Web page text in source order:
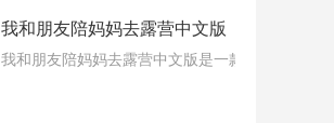
我和朋友陪妈妈去露营中文版
我和朋友陪妈妈去露营中文版是一款剧情丰富的